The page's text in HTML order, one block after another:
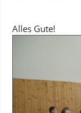
Alles Gute!